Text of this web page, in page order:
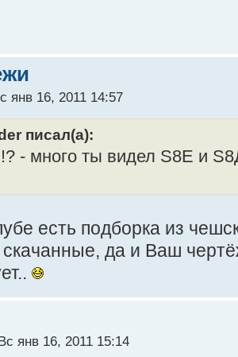
янв 16, 2011 14:57
писал(а):
- много ты видел S8Е и
есть подборка из
скачанные, да и Ваш
янв 16, 2011 15:14